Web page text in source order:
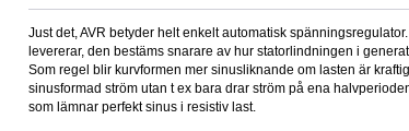
Just det, AVR betyder helt enkelt automatisk
levererar, den bestäms snarare av hur statorlindningen i
Som regel blir kurvformen mer sinusliknande om lasten är
sinusformad ström utan t ex bara drar ström på ena
som lämnar perfekt sinus i resistiv last.